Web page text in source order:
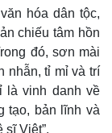
hóa dân tộc,
chiếu tâm hồn
đó, sơn mài
nhẫn, tỉ mỉ và trí
là vinh danh về
tạo, bản lĩnh và
Việt”.